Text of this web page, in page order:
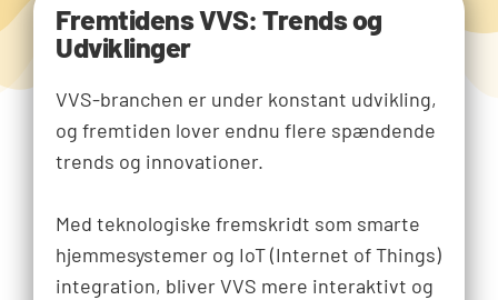
Fremtidens VVS: Trends og
Udviklinger
VVS-branchen er under konstant udvikling,
og fremtiden lover endnu flere spændende
trends og innovationer.
Med teknologiske fremskridt som smarte
hjemmesystemer og IoT (Internet of Things)
integration, bliver VVS mere interaktivt og